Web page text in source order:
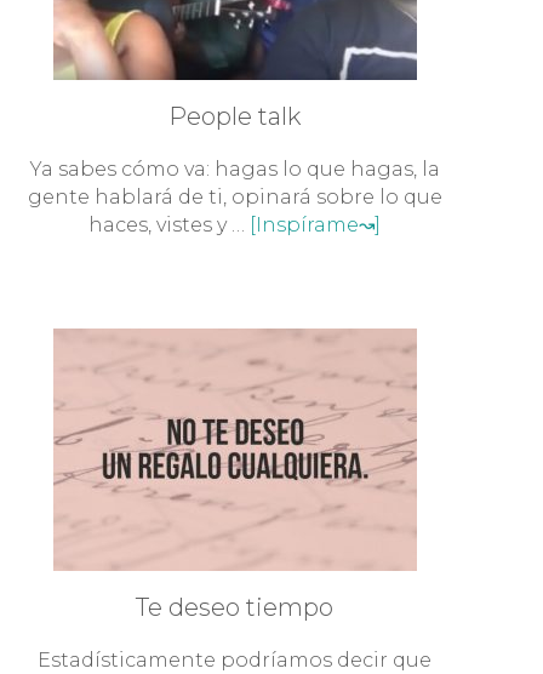
People talk
Ya sabes cómo va: hagas lo que hagas, la
gente hablará de ti, opinará sobre lo que
haces, vistes y … [Inspírame↝]
Te deseo tiempo
Estadísticamente podríamos decir que